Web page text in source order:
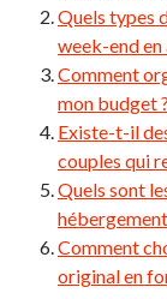
Quels types
week-end en
Comment
mon budget ?
Existe-t-il
couples qui
Quels sont
Comment
original en